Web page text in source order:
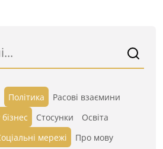
Політика
Расові взаємини
Стосунки
Освіта
мережі Про мову